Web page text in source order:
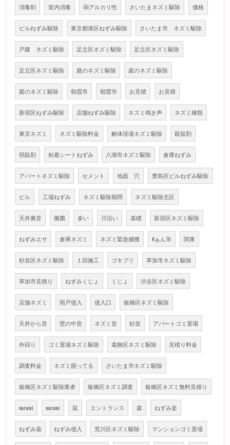
消毒剤 室内消毒 弱アルカリ性 さいたまネズミ駆除 価格
ビルねずみ駆除 東京都港区ねずみ駆除 さいたま市 ネズミ駆除
戸建 ネズミ駆除 足立区ネズミ駆除 足立区ネズミ駆除
足立区ネズミ駆除 庭のネズミ駆除 庭のネズミ駆除
庭のネズミ駆除 朝霞市 朝霞市 お見積 お見積
新宿区ねずみ駆除 店舗ねずみ駆除 ネズミ鳴き声 ネズミ種類
東京ネズミ ネズミ駆除料金 解体現場ネズミ駆除 殺鼠剤
弱鼠剤 粘着シートねずみ 八潮市ネズミ駆除 倉庫ねずみ
アパートネズミ駆除 セメント 地面 穴 豊島区ビルねずみ駆除
ビル 工場ねずみ ネズミ駆除期間 ネズミ駆除北区
天井裏音 黴菌 多い 川沿い 基礎 新宿区ネズミ駆除
ねずみエサ 倉庫ネズミ ネズミ緊急捕獲 Kぁん等 関東
杉並区ネズミ駆除 １回施工 ゴキブリ 草加市ネズミ駆除
草加市見積り ねずみくじょ くじょ 渋谷区ネズミ駆除
店舗ネズミ 雨戸侵入 侵入口 板橋区ネズミ駆除
天井から音 壁の中音 ネズミ音 杉並 アパートゴミ置場
外回り ゴミ置場ネズミ駆除 葛飾区ネズミ駆除 見積り料金
調査料金 ネズミ困ってる さいたま市ネズミ駆除
板橋区ネズミ駆除業者 板橋区ネズミ調査 板橋区ネズミ無料見積り
nazumi nazumi 鼠 エントランス 庭 ねずみ姿
ねずみ薬 ねずみ侵入 荒川区ネズミ駆除 マンションゴミ置場